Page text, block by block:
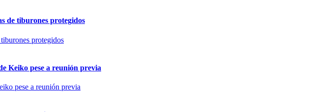
de tiburones protegidos
Keiko pese a reunión previa